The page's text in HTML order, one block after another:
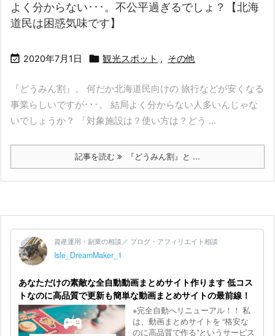
よく分からない･･･。不公平過ぎるでしょ？【北海
道民は困惑気味です】
 2020年7月1日  観光スポット , その他
『どうみん割』。 何だか北海道民向けの 旅行などが安くなる
事業らしいですが･･･。 結局よく分からない人多いんじゃな
いでしょうか？ 「対象施設は？使い方は？どう ...
記事を読む 『どうみん割』と ...